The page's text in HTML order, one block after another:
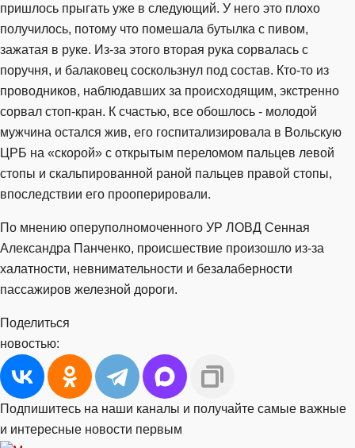
пришлось прыгать уже в следующий. У него это плохо
получилось, потому что помешала бутылка с пивом,
зажатая в руке. Из-за этого вторая рука сорвалась с
поручня, и балаковец соскользнул под состав. Кто-то из
проводников, наблюдавших за происходящим, экстренно
сорвал стоп-кран. К счастью, все обошлось - молодой
мужчина остался жив, его госпитализировала в Вольскую
ЦРБ на «скорой» с открытым переломом пальцев левой
стопы и скальпированной раной пальцев правой стопы,
впоследствии его прооперировали.
По мнению оперуполномоченного УР ЛОВД Сенная
Александра Панченко, происшествие произошло из-за
халатности, невнимательности и безалаберности
пассажиров железной дороги.
Поделиться
новостью:
Подпишитесь на наши каналы и получайте самые важные
и интересные новости первым